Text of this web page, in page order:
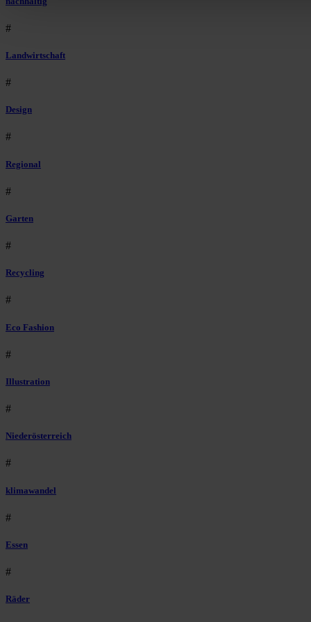
#
Landwirtschaft
#
Design
#
Regional
#
Garten
#
Recycling
#
Eco Fashion
#
Illustration
#
Niederösterreich
#
klimawandel
#
Essen
#
Räder